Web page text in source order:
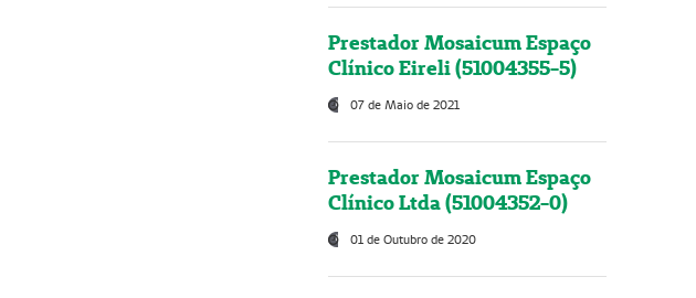
Prestador Mosaicum Espaço
Clínico Eireli (51004355-5)
07 de Maio de 2021
Prestador Mosaicum Espaço
Clínico Ltda (51004352-0)
01 de Outubro de 2020